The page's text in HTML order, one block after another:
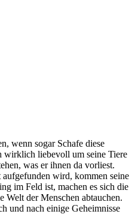
wenn sogar Schafe diese
wirklich liebevoll um seine Tiere
was er ihnen da vorliest.
wird, kommen seine
im Feld ist, machen es sich die
der Menschen abtauchen.
und nach einige Geheimnisse